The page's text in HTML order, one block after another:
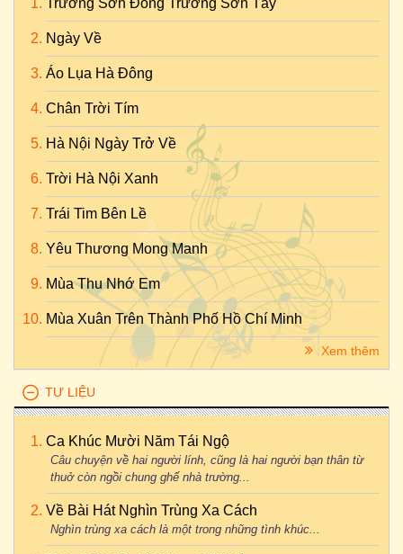
Trường Sơn Đông Trường Sơn Tây
Ngày Về
Áo Lụa Hà Đông
Chân Trời Tím
Hà Nội Ngày Trở Về
Trời Hà Nội Xanh
Trái Tim Bên Lề
Yêu Thương Mong Manh
Mùa Thu Nhớ Em
Mùa Xuân Trên Thành Phố Hồ Chí Minh
Xem thêm
TƯ LIỆU
Ca Khúc Mười Năm Tái Ngộ
Câu chuyện về hai người lính, cũng là hai người bạn thân từ
thuở còn ngồi chung ghế nhà trường...
Về Bài Hát Nghìn Trùng Xa Cách
Nghìn trùng xa cách là một trong những tình khúc...